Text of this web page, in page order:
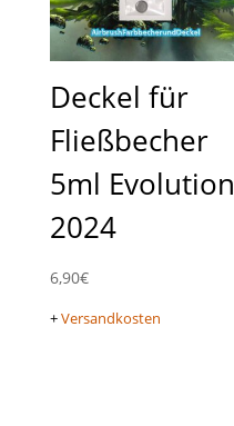
Deckel für
Fließbecher
5ml Evolution
2024
6,90€
+Versandkosten